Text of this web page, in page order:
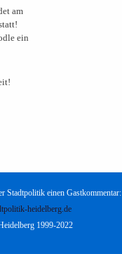
am
ein
Stadtpolitik einen Gastkommentar:
heidelberg.de
1999-2022